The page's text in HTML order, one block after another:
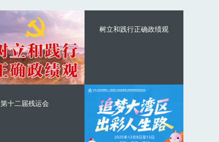
树立和践行正确政绩观
第十二届残运会